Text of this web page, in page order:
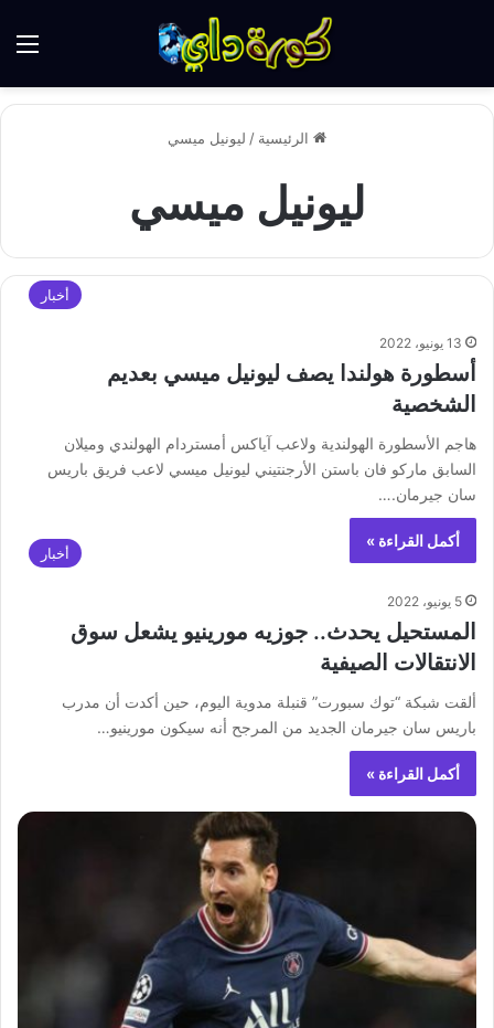
الرئيسية / ليونيل ميسي
ليونيل ميسي
أخبار
13 يونيو، 2022
أسطورة هولندا يصف ليونيل ميسي بعديم
الشخصية
هاجم الأسطورة الهولندية ولاعب آياكس أمستردام الهولندي وميلان
السابق ماركو فان باستن الأرجنتيني ليونيل ميسي لاعب فريق باريس
سان جيرمان.…
أكمل القراءة »
أخبار
5 يونيو، 2022
المستحيل يحدث.. جوزيه مورينيو يشعل سوق
الانتقالات الصيفية
ألقت ‏شبكة “توك سبورت” قنبلة مدوية اليوم، حين أكدت أن مدرب
باريس سان جيرمان الجديد من المرجح أنه سيكون مورينيو…
أكمل القراءة »